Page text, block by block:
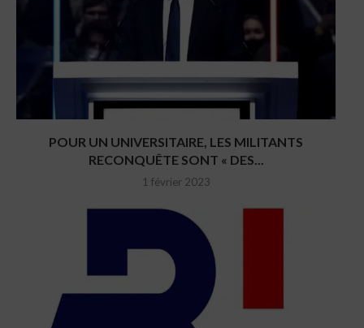
POUR UN UNIVERSITAIRE, LES MILITANTS
RECONQUÊTE SONT « DES...
1 février 2023